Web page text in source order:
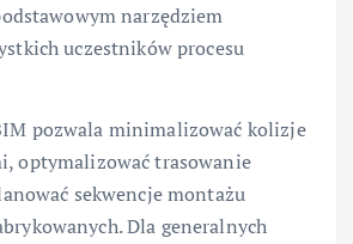
narzędziem
uczestników procesu
pozwala minimalizować kolizje
optymalizować trasowanie
sekwencje montażu
Dla generalnych